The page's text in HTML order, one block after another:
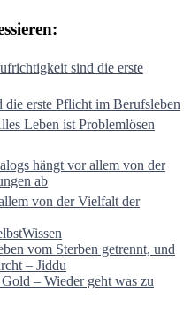
erste Pflicht im Berufsleben
von der Vielfalt der
Wissen
vom Sterben getrennt, und
– Jiddu
– Wieder geht was zu